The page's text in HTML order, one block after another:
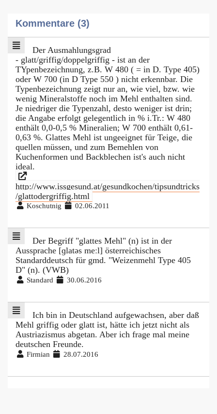
Kommentare (3)
Der Ausmahlungsgrad
- glatt/griffig/doppelgriffig - ist an der
TYpenbezeichnung, z.B. W 480 ( = in D. Type 405)
oder W 700 (in D Type 550 ) nicht erkennbar. Die
Typenbezeichnung zeigt nur an, wie viel, bzw. wie
wenig Mineralstoffe noch im Mehl enthalten sind.
Je niedriger die Typenzahl, desto weniger ist drin;
die Angabe erfolgt gelegentlich in % i.Tr.: W 480
enthält 0,0-0,5 % Mineralien; W 700 enthält 0,61-
0,63 %. Glattes Mehl ist ungeeignet für Teige, die
quellen müssen, und zum Bemehlen von
Kuchenformen und Backblechen ist's auch nicht
ideal.
http://www.issgesund.at/gesundkochen/tipsundtricks
/glattodergriffig.html
Koschutnig 02.06.2011
Der Begriff "glattes Mehl" (n) ist in der
Aussprache [ɡlatəs meːl] österreichisches
Standarddeutsch für gmd. "Weizenmehl Type 405
D" (n). (VWB)
Standard 30.06.2016
Ich bin in Deutschland aufgewachsen, aber daß
Mehl griffig oder glatt ist, hätte ich jetzt nicht als
Austriazismus abgetan. Aber ich frage mal meine
deutschen Freunde.
Firmian 28.07.2016